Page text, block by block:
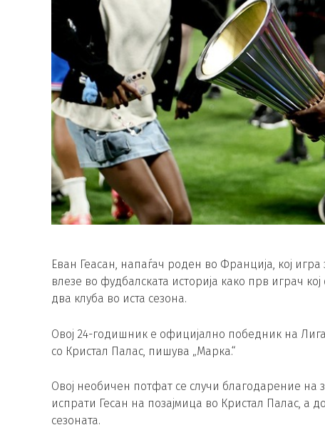
Еван Геасан, напаѓач роден во Франција, кој
влезе во фудбалската историја како прв играч
два клуба во иста сезона.
Овој 24-годишник е официјално победник на
со Кристал Палас, пишува „Марка.“
Овој необичен потфат се случи благодарение на
испрати Гесан на позајмица во Кристал Палас, а
сезоната.